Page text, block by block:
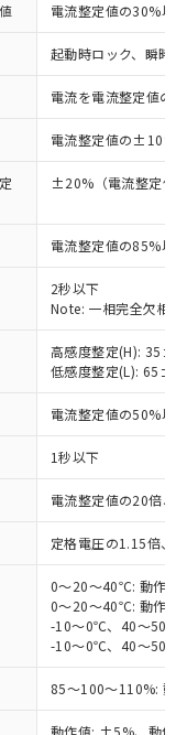
電流整定値の30%以
起動時ロック、瞬時
電流を電流整定値の
電流整定値の±10%
±20%（電流整定値
電流整定値の85%以
2秒以下
Note: 一相完全欠相
高感度整定(H):
低感度整定(L):
電流整定値の50%以
1秒以下
電流整定値の20倍、
定格電圧の1.15倍、3
0～20～40℃: 動作
0～20～40℃: 動作
-10～0℃、40～50℃:
-10～0℃、40～50℃:
85～100～110%:
動作値: ±5%、動作
同意のうえ
器事業取扱
くもので
の中には、
商品もある
会結果は、
の社内デー
であり、閲
庫および標
10物質）の
能な商品で
質）の非含
予定のある
10物質）の
品を出す予
10物質）の
は確認中の
形物で、有
。
部品として
場合などや
臭化ビフェニル
ニルエーテル類
中国RoHSの
。
中国RoHSの
ます。
部門へお問
：
、 Cd(カドミウ
リ臭化ビフェ
うち、外国
める商品
う）を輸出
合は、日本
役務取引許
な手続きを